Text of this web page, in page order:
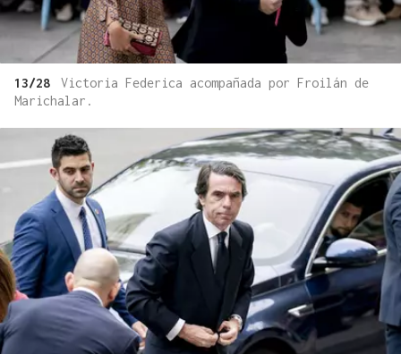
13/28
Victoria Federica acompañada por Froilán de
Marichalar.